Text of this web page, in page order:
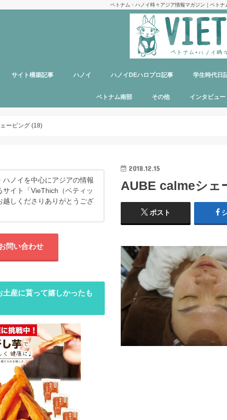
ベトナム・ハノイ時々アジア情報マガジン｜ベト
サイト構築記事 ハノイ
旅行者向け ベトナム料理
多国籍料理
ハンバーガー
カフェ
中華料理
日本食
ラーメン
デリバリーサ
パブ／バー
マッサージ
ヘルスケア
ハノイ近郊観光
アンケート
ハノイDEハロプロ記事 学生時代日
ベトナム南部 その他 インタビュー
ービング (18)
2018.12.15
AUBE calmeシェ
ポスト
ハノイを中心にアジアの情報
サイト「VieThich（ベティッ
越しくださりありがとうござ
問い合わせ
土産に貰って嬉しかったも